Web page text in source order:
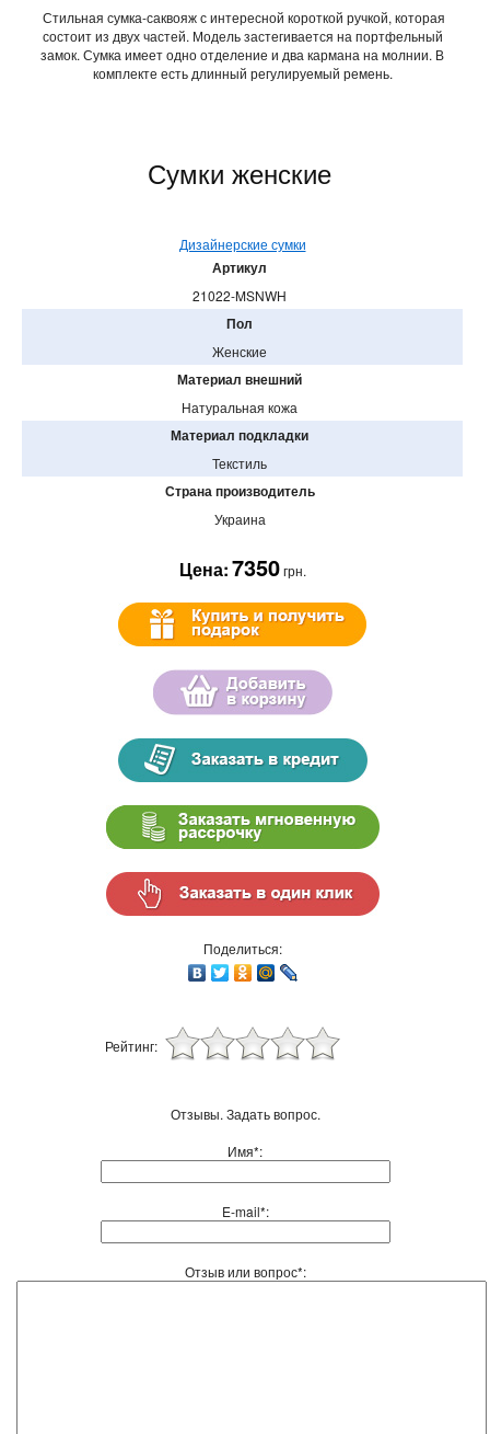
Стильная сумка-саквояж с интересной короткой ручкой, которая
состоит из двух частей. Модель застегивается на портфельный
замок. Сумка имеет одно отделение и два кармана на молнии. В
комплекте есть длинный регулируемый ремень.
Сумки женские
Дизайнерские сумки
Артикул
21022-MSNWH
Пол
Женские
Материал внешний
Натуральная кожа
Материал подкладки
Текстиль
Страна производитель
Украина
Цена:7350грн.
Поделиться:
Рейтинг:
Отзывы. Задать вопрос.
Имя*:
E-mail*:
Отзыв или вопрос*: